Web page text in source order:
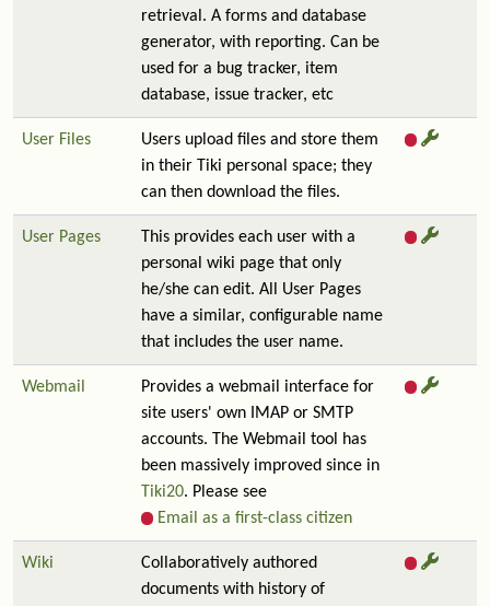
retrieval. A forms and database
generator, with reporting. Can be
used for a bug tracker, item
database, issue tracker, etc
User Files
Users upload files and store them
in their Tiki personal space; they
can then download the files.
User Pages
This provides each user with a
personal wiki page that only
he/she can edit. All User Pages
have a similar, configurable name
that includes the user name.
Webmail
Provides a webmail interface for
site users' own IMAP or SMTP
accounts. The Webmail tool has
been massively improved since in
Tiki20. Please see
Email as a first-class citizen
Wiki
Collaboratively authored
documents with history of